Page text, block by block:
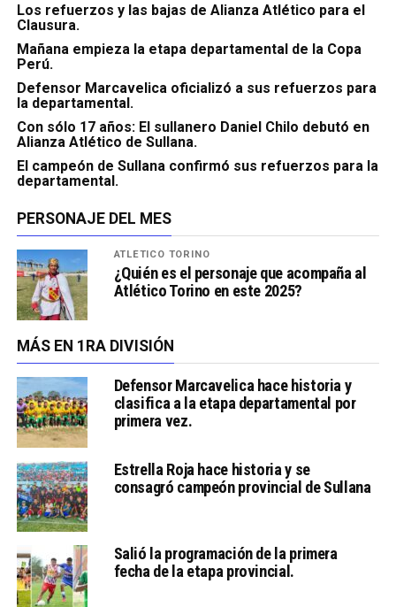
Los refuerzos y las bajas de Alianza Atlético para el
Clausura.
Mañana empieza la etapa departamental de la Copa
Perú.
Defensor Marcavelica oficializó a sus refuerzos para
la departamental.
Con sólo 17 años: El sullanero Daniel Chilo debutó en
Alianza Atlético de Sullana.
El campeón de Sullana confirmó sus refuerzos para la
departamental.
PERSONAJE DEL MES
ATLÉTICO TORINO
¿Quién es el personaje que acompaña al
Atlético Torino en este 2025?
MÁS EN 1RA DIVISIÓN
Defensor Marcavelica hace historia y
clasifica a la etapa departamental por
primera vez.
Estrella Roja hace historia y se
consagró campeón provincial de Sullana
Salió la programación de la primera
fecha de la etapa provincial.